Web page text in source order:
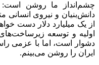
چشم‌انداز ما روشن است:
از یک میلیارد دلار دست
اولیه و توسعه
دشوار است، اما با عزمی
ایران را روشن می‌بینم.